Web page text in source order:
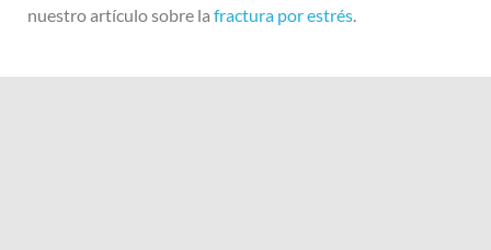
nuestro artículo sobre la fractura por estrés